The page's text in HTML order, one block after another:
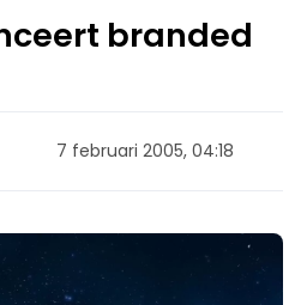
branded
7 februari 2005, 04:18